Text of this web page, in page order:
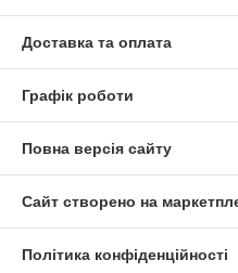
Доставка та оплата
Графік роботи
Повна версія сайту
Сайт створено на
Політика конфіденційності